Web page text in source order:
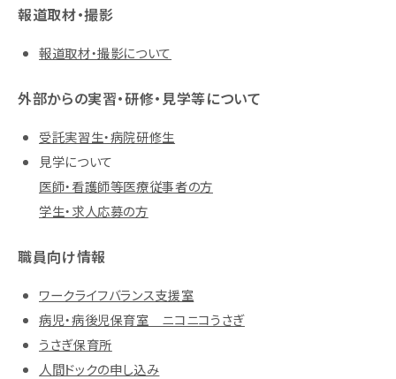
報道取材・撮影
報道取材・撮影について
外部からの実習・研修・見学等について
受託実習生・病院研修生
見学について
医師・看護師等医療従事者の方
学生・求人応募の方
職員向け情報
ワークライフバランス支援室
病児・病後児保育室 ニコニコうさぎ
うさぎ保育所
人間ドックの申し込み